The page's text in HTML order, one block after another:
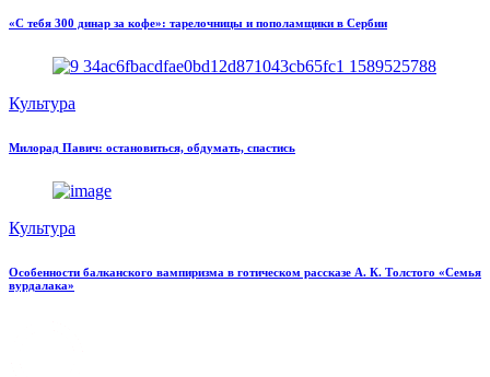
«С тебя 300 динар за кофе»: тарелочницы и пополамщики в Сербии
Культура
Милорад Павич: остановиться, обдумать, спастись
Культура
Особенности балканского вампиризма в готическом рассказе А. К. Толстого «Семья
вурдалака»